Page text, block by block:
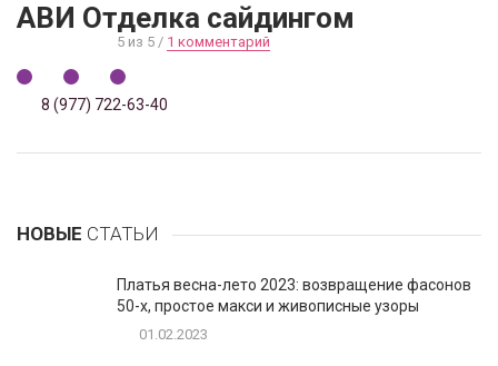
АВИ Отделка сайдингом
5 из 5 / 1 комментарий
8 (977) 722-63-40
НОВЫЕ СТАТЬИ
Платья весна-лето 2023: возвращение фасонов
50-х, простое макси и живописные узоры
01.02.2023